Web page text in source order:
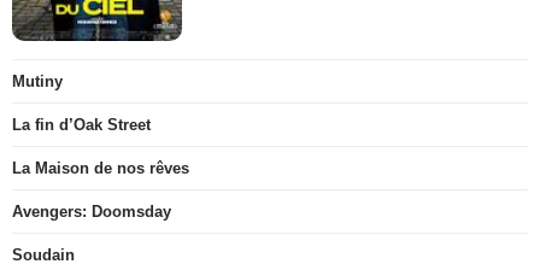
Mutiny
La fin d’Oak Street
La Maison de nos rêves
Avengers: Doomsday
Soudain